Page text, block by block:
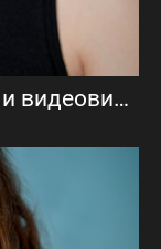
Елизавета Олиферова (фото и видеовизитка)